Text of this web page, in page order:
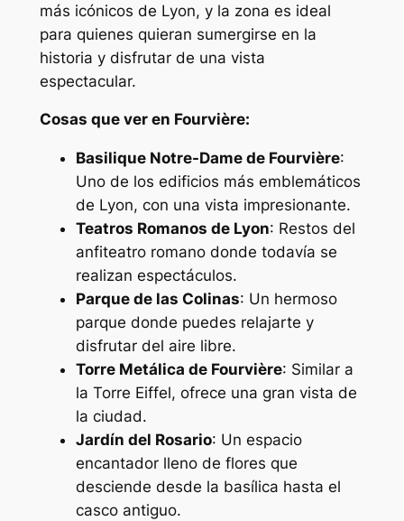
más icónicos de Lyon, y la zona es ideal
para quienes quieran sumergirse en la
historia y disfrutar de una vista
espectacular.
Cosas que ver en Fourvière:
Basilique Notre-Dame de Fourvière:
Uno de los edificios más emblemáticos
de Lyon, con una vista impresionante.
Teatros Romanos de Lyon: Restos del
anfiteatro romano donde todavía se
realizan espectáculos.
Parque de las Colinas: Un hermoso
parque donde puedes relajarte y
disfrutar del aire libre.
Torre Metálica de Fourvière: Similar a
la Torre Eiffel, ofrece una gran vista de
la ciudad.
Jardín del Rosario: Un espacio
encantador lleno de flores que
desciende desde la basílica hasta el
casco antiguo.